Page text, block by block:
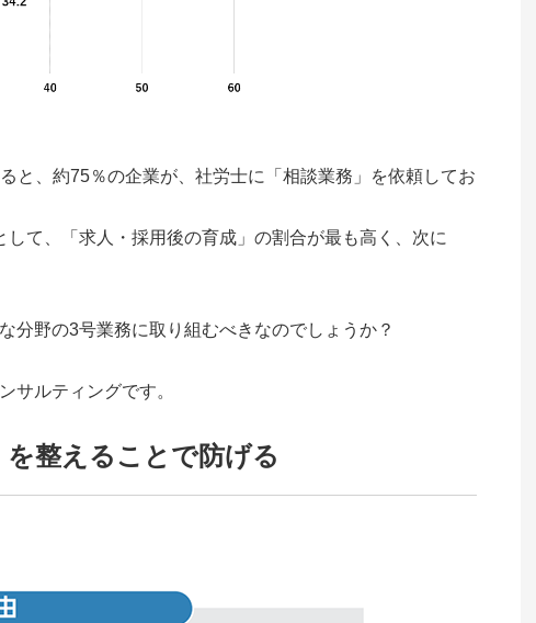
と、約75％の企業が、社労士に「相談業務」を依頼してお
て、「求人・採用後の育成」の割合が最も高く、次に
分野の3号業務に取り組むべきなのでしょうか？
サルティングです。
整えることで防げる